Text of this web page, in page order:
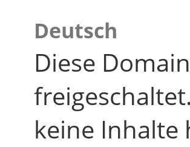
Deutsch
Diese
keine Inhalte